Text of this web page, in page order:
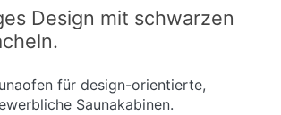
Design mit schwarzen
für design-orientierte,
Saunakabinen.